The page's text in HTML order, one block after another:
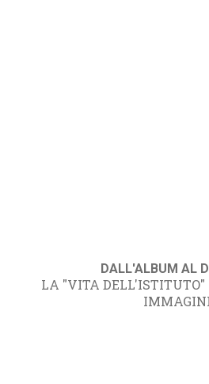
DALL'ALBUM AL
LA "VITA DELL'ISTITUTO"